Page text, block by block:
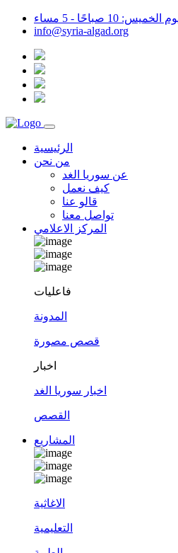
info@syria-algad.org
الرئيسية
من نحن
عن سوريا الغد
كيف نعمل
قالو عنا
تواصل معنا
المركز الاعلامي
فاعليات
المدونة
قصص مصورة
اخبار
اخبار سوريا الغد
القصص
المشاريع
الاغاثية
التعليمية